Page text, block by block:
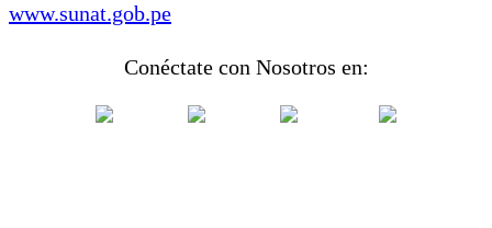
www.sunat.gob.pe
Conéctate con Nosotros en: